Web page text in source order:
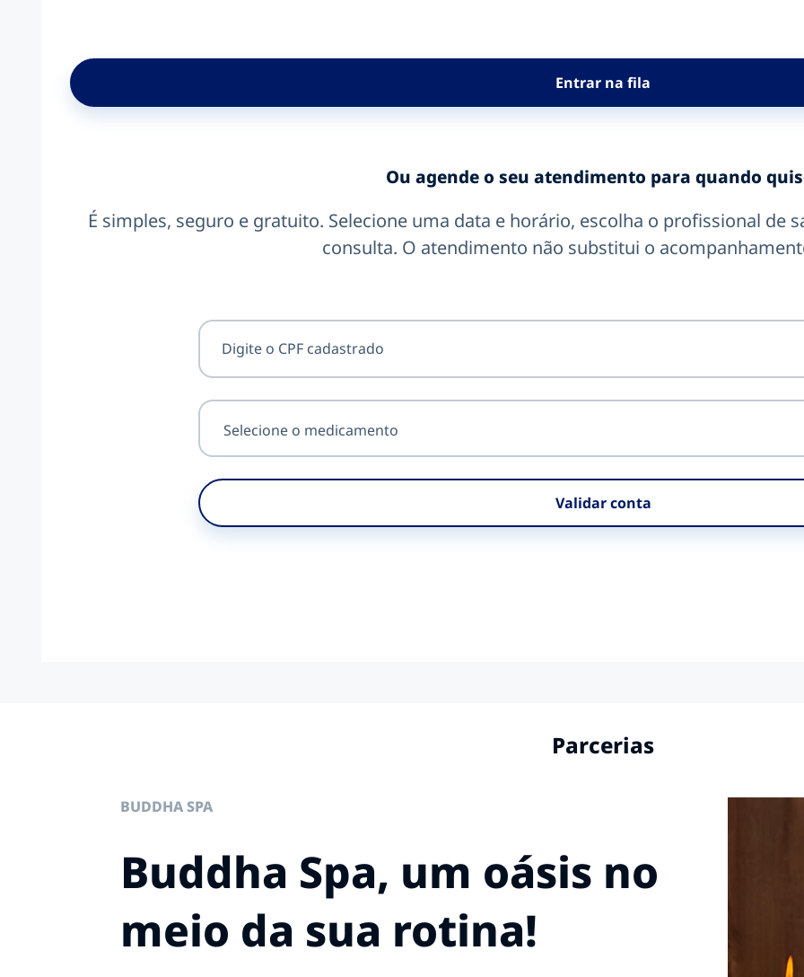
Validar conta
Entrar na fila
Ou agende o seu atendimento para quando
É simples, seguro e gratuito. Selecione uma data e horário, escolha o profissional de
consulta. O atendimento não substitui o
Parcerias
BUDDHA SPA
Buddha Spa, um oásis no
meio da sua rotina!